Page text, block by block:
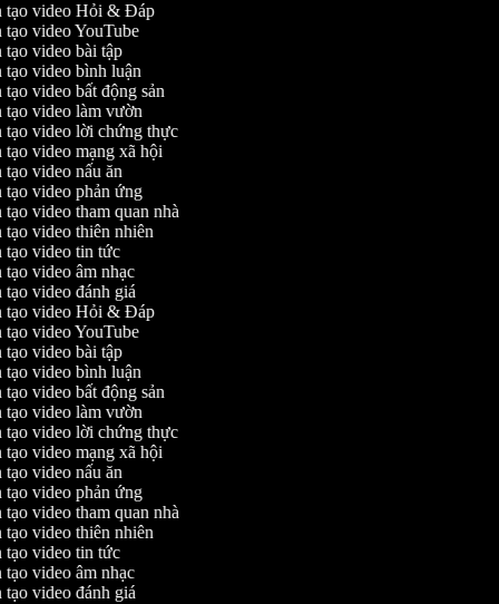
video Hỏi & Đáp
video YouTube
video bài tập
video bình luận
video bất động sản
video làm vườn
video lời chứng thực
video mạng xã hội
video nấu ăn
video phản ứng
video tham quan nhà
video thiên nhiên
video tin tức
video âm nhạc
video đánh giá
video Hỏi & Đáp
video YouTube
video bài tập
video bình luận
video bất động sản
video làm vườn
video lời chứng thực
video mạng xã hội
video nấu ăn
video phản ứng
video tham quan nhà
video thiên nhiên
video tin tức
video âm nhạc
video đánh giá